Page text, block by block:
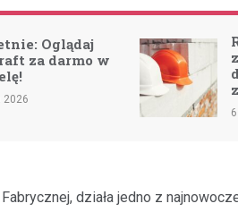
Renowacja elewacji
zgierskiej szkoły w
drodze do odnowy
działa jedno z